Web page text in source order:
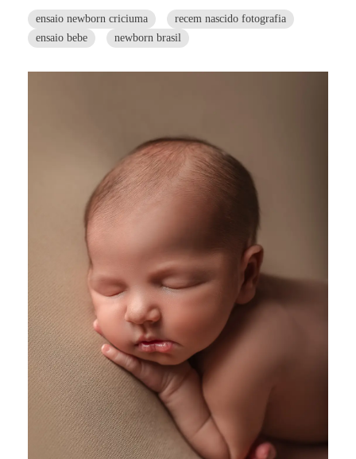
ensaio newborn criciuma
recem nascido fotografia
ensaio bebe
newborn brasil